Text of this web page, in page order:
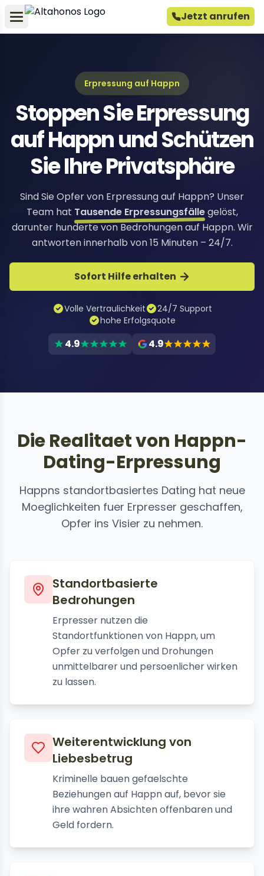
Jetzt anrufen
Erpressung auf Happn
Stoppen Sie Erpressung
auf Happn und Schützen
Sie Ihre Privatsphäre
Sind Sie Opfer von Erpressung auf Happn? Unser
Team hat Tausende Erpressungsfällegelöst,
darunter hunderte von Bedrohungen auf Happn. Wir
antworten innerhalb von 15 Minuten – 24/7.
Sofort Hilfe erhalten
Volle Vertraulichkeit
24/7 Support
hohe Erfolgsquote
4.9 4.9
Die Realitaet von Happn-
Dating-Erpressung
Happns standortbasiertes Dating hat neue
Moeglichkeiten fuer Erpresser geschaffen,
Opfer ins Visier zu nehmen.
Standortbasierte
Bedrohungen
Erpresser nutzen die
Standortfunktionen von Happn, um
Opfer zu verfolgen und Drohungen
unmittelbarer und persoenlicher wirken
zu lassen.
Weiterentwicklung von
Liebesbetrug
Kriminelle bauen gefaelschte
Beziehungen auf Happn auf, bevor sie
ihre wahren Absichten offenbaren und
Geld fordern.